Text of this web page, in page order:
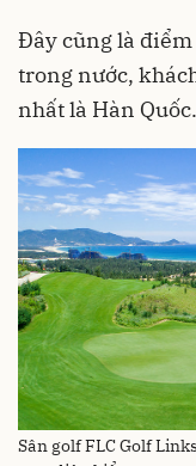
Đây cũng là
trong nước,
nhất là Hàn Quốc.
Sân golf FLC Golf